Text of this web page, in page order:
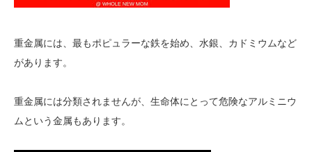
重金属には、最もポピュラーな鉄を始め、水銀、カドミウムなど
があります。
重金属には分類されませんが、生命体にとって危険なアルミニウ
ムという金属もあります。